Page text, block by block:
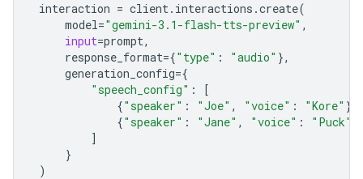
interaction = client. interactions .create(
model="gemini-3.1-flash-tts-preview" ,
input=prompt,
response_format={"type" : "audio" },
generation_config={
"speech_config" :
[
{"speaker" : "Joe" , "voice" : "Kore" },
{"speaker" : "Jane" , "voice" : "Puck"
]
}
)